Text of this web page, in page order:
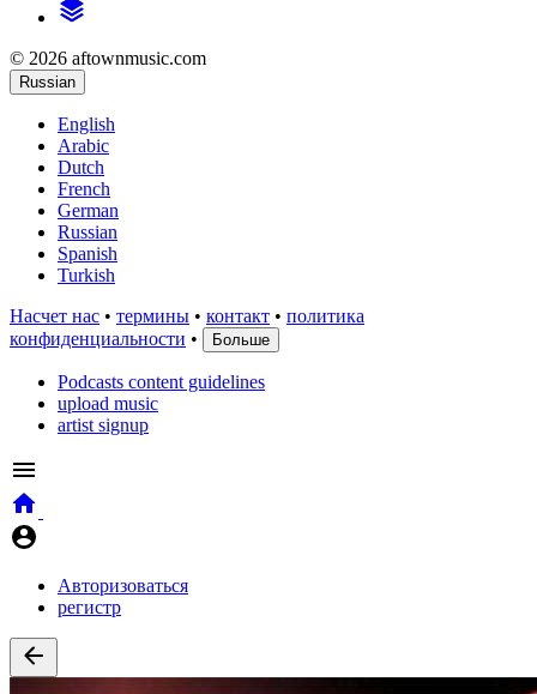
© 2026 aftownmusic.com
Russian
English
Arabic
Dutch
French
German
Russian
Spanish
Turkish
Насчет нас • термины • контакт • политика
конфиденциальности • Больше
Podcasts content guidelines
upload music
artist signup
Авторизоваться
регистр